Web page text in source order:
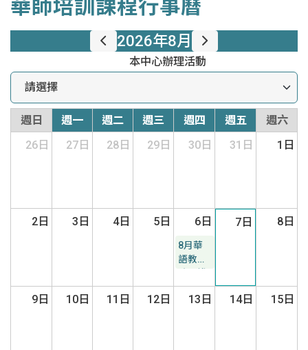
2026年8月
本中心辦理活動
週日 週一 週二 週三 週四 週五
週六
26日
27日 28日 29日 30日 31日 1日
2日 3日 4日 5日 6日
8月華
語教學
座
7日 8日
9日 10日 11日 12日 13日 14日 15日
華師培訓課程行事曆